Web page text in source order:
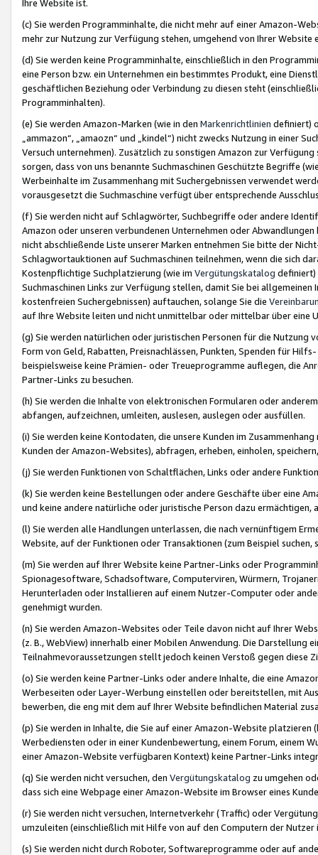
Ihre Website ist.
(c) Sie werden Programminhalte, die nicht mehr auf einer Amazon-
mehr zur Nutzung zur Verfügung stehen, umgehend von Ihrer
(d) Sie werden keine Programminhalte, einschließlich in den
eine Person bzw. ein Unternehmen ein bestimmtes Produkt, eine
geschäftlichen Beziehung oder Verbindung zu diesen steht
Programminhalten).
(e) Sie werden Amazon-Marken (wie in den Markenrichtlinien definiert)
„ammazon“, „amaozn“ und „kindel“) nicht zwecks Nutzung in einer
Versuch unternehmen). Zusätzlich zu sonstigen Amazon zur
sorgen, dass von uns benannte Suchmaschinen Geschützte Begriffe
Werbeinhalte im Zusammenhang mit Suchergebnissen verwendet
vorausgesetzt die Suchmaschine verfügt über entsprechende
(f) Sie werden nicht auf Schlagwörter, Suchbegriffe oder andere
Amazon oder unseren verbundenen Unternehmen oder
nicht abschließende Liste unserer Marken entnehmen Sie bitte der
Schlagwortauktionen auf Suchmaschinen teilnehmen, wenn die sich
Kostenpflichtige Suchplatzierung (wie im Vergütungskatalog definiert)
Suchmaschinen Links zur Verfügung stellen, damit Sie bei
kostenfreien Suchergebnissen) auftauchen, solange Sie die
auf Ihre Website leiten und nicht unmittelbar oder mittelbar über eine
(g) Sie werden natürlichen oder juristischen Personen für die Nutzung
Form von Geld, Rabatten, Preisnachlässen, Punkten, Spenden für
beispielsweise keine Prämien- oder Treueprogramme auflegen, die
Partner-Links zu besuchen.
(h) Sie werden die Inhalte von elektronischen Formularen oder
abfangen, aufzeichnen, umleiten, auslesen, auslegen oder ausfüllen.
(i) Sie werden keine Kontodaten, die unsere Kunden im
Kunden der Amazon-Websites), abfragen, erheben, einholen,
(j) Sie werden Funktionen von Schaltflächen, Links oder andere
(k) Sie werden keine Bestellungen oder andere Geschäfte über eine
und keine andere natürliche oder juristische Person dazu
(l) Sie werden alle Handlungen unterlassen, die nach vernünftigem
Website, auf der Funktionen oder Transaktionen (zum Beispiel
(m) Sie werden auf Ihrer Website keine Partner-Links oder
Spionagesoftware, Schadsoftware, Computerviren, Würmern,
Herunterladen oder Installieren auf einem Nutzer-Computer oder
genehmigt wurden.
(n) Sie werden Amazon-Websites oder Teile davon nicht auf Ihrer
(z. B., WebView) innerhalb einer Mobilen Anwendung. Die Darstellung
Teilnahmevoraussetzungen stellt jedoch keinen Verstoß gegen diese
(o) Sie werden keine Partner-Links oder andere Inhalte, die eine
Werbeseiten oder Layer-Werbung einstellen oder bereitstellen, mit
bewerben, die eng mit dem auf Ihrer Website befindlichen Material
(p) Sie werden in Inhalte, die Sie auf einer Amazon-Website
Werbediensten oder in einer Kundenbewertung, einem Forum, einem
einer Amazon-Website verfügbaren Kontext) keine Partner-Links
(q) Sie werden nicht versuchen, den Vergütungskatalog zu umgehen
dass sich eine Webpage einer Amazon-Website im Browser eines
(r) Sie werden nicht versuchen, Internetverkehr (Traffic) oder
umzuleiten (einschließlich mit Hilfe von auf den Computern der
(s) Sie werden nicht durch Roboter, Softwareprogramme oder auf